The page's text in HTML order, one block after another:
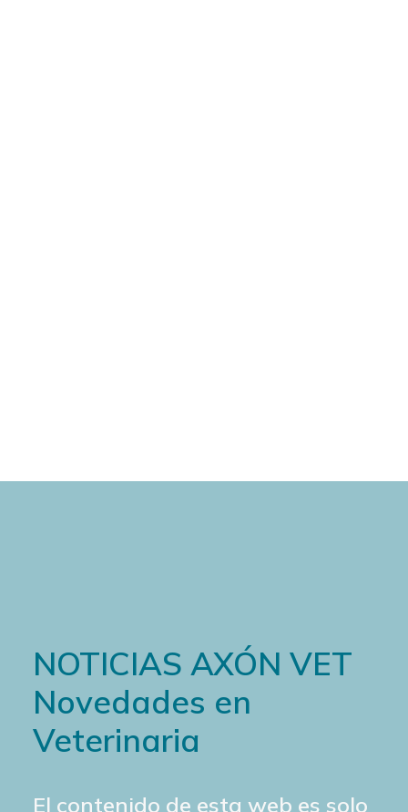
NOTICIAS AXÓN VET
Novedades en
Veterinaria
El contenido de esta web es solo